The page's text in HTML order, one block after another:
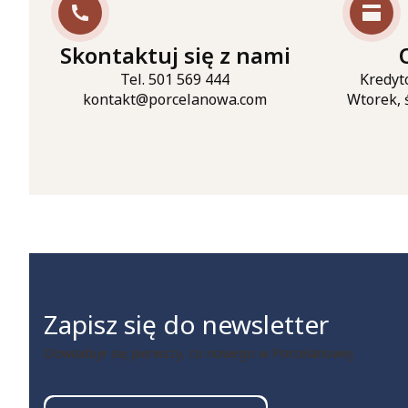
Skontaktuj się z nami
Tel. 501 569 444
kontakt@porcelanowa.com
Wtorek,
Zapisz się do newsletter
Dowiaduje się pierwszy, co nowego w Porcelanowej